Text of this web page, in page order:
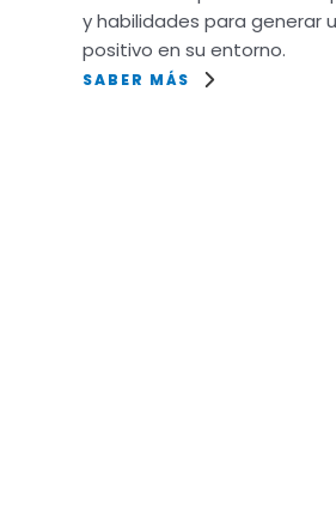
y habilidades para generar
positivo en su entorno.
SABER MÁS